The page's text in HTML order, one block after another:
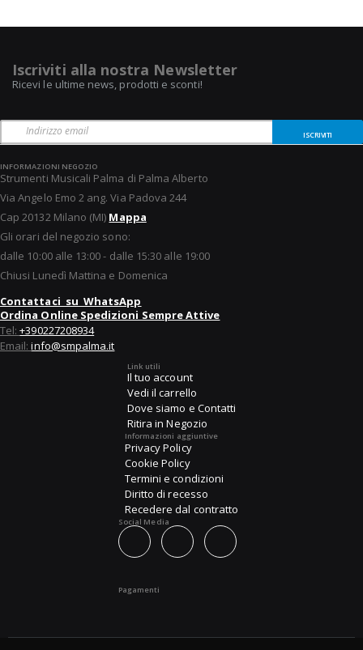
Iscriviti alla nostra Newsletter
Ricevi le ultime news, prodotti e sconti!
ISCRIVITI
INFORMAZIONI NEGOZIO
Strumenti Musicali Palma di Palma Alberto
Via Angelo Emo 2 ang. Via Padova 244
Cap 20132 Milano (MI) Mappa
Gli orari del negozio sono:
dalle 10:00 alle 13:00 - dalle 15:30 alle 19:00
Chiusi Lunedì Mattina e Domenica
Contattaci su WhatsApp
Ordina Online Spedizioni Sempre Attive
Tel:+390227208934
Email:info@smpalma.it
Link utili
Il tuo account
Vedi il carrello
Dove siamo e Contatti
Ritira in Negozio
Informazioni aggiuntive
Privacy Policy
Cookie Policy
Termini e condizioni
Diritto di recesso
Recedere dal contratto
Social Media
Pagamenti